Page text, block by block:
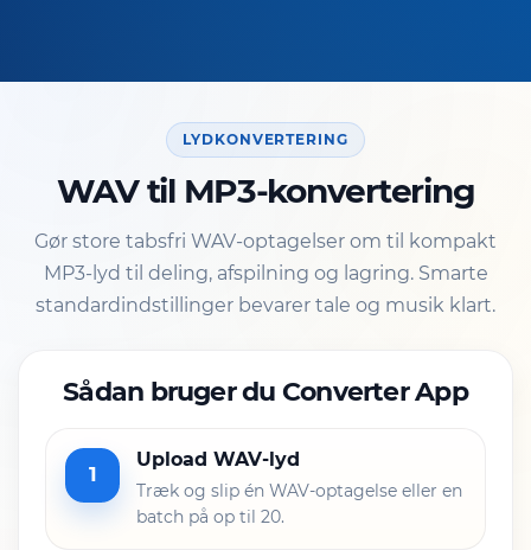
LYDKONVERTERING
WAV til MP3-konvertering
Gør store tabsfri WAV-optagelser om til kompakt
MP3-lyd til deling, afspilning og lagring. Smarte
standardindstillinger bevarer tale og musik klart.
Sådan bruger du Converter App
1
Upload WAV-lyd
Træk og slip én WAV-optagelse eller en
batch på op til 20.